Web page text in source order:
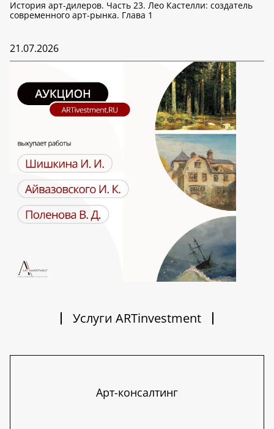
История арт-дилеров. Часть 23. Лео Кастелли: создатель
современного арт-рынка. Глава 1
21.07.2026
Услуги ARTinvestment
Арт-консалтинг